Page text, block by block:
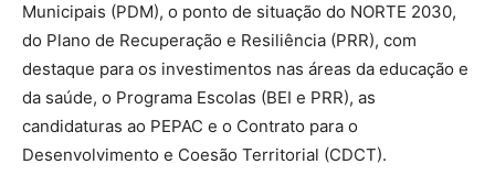
Municipais (PDM), o ponto de situação do NORTE 2030,
do Plano de Recuperação e Resiliência (PRR), com
destaque para os investimentos nas áreas da educação e
da saúde, o Programa Escolas (BEI e PRR), as
candidaturas ao PEPAC e o Contrato para o
Desenvolvimento e Coesão Territorial (CDCT).